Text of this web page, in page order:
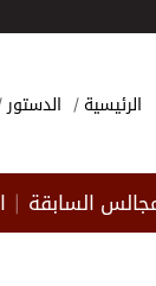
الرئيسية الدستور
السابقة